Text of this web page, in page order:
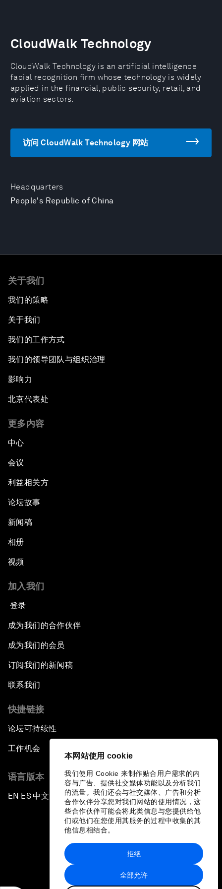
本网站使用 cookie
我们使用 Cookie 来制作贴合用户需求的内
容与广告、提供社交媒体功能以及分析我们
的流量。我们还会与社交媒体、广告和分析
合作伙伴分享您对我们网站的使用情况，这
些合作伙伴可能会将此类信息与您提供给他
们或他们在您使用其服务的过程中收集的其
他信息相结合。
全部允许
拒绝
Headquarters
People's Republic of China
CloudWalk Technology
CloudWalk Technology is an artificial intelligence
facial recognition firm whose technology is widely
applied in the financial, public security, retail, and
aviation sectors.
访问 CloudWalk Technology 网站
关于我们
我们的策略
关于我们
我们的工作方式
我们的领导团队与组织治理
影响力
北京代表处
更多内容
中心
会议
利益相关方
论坛故事
新闻稿
相册
视频
加入我们
登录
成为我们的合作伙伴
成为我们的会员
订阅我们的新闻稿
联系我们
快捷链接
论坛可持续性
工作机会
语言版本
EN ▪ES▪中文▪ 日本語
站点地图